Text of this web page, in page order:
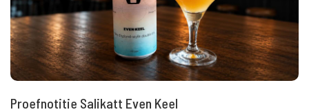
Proefnotitie Salikatt Even Keel